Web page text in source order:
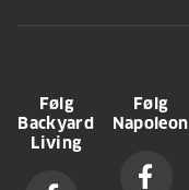
Følg
Backyard
Living
Følg
Napoleon